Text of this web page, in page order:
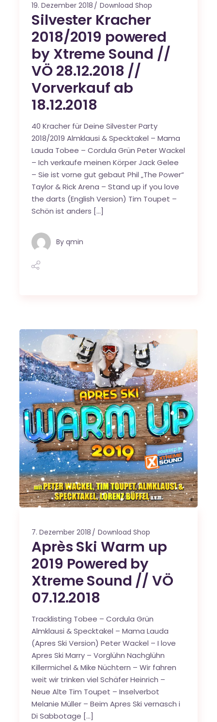
19. Dezember 2018 Download Shop
Silvester Kracher
2018/2019 powered
by Xtreme Sound //
VÖ 28.12.2018 //
Vorverkauf ab
18.12.2018
40 Kracher für Deine Silvester Party
2018/2019 Almklausi & Specktakel – Mama
Lauda Tobee – Cordula Grün Peter Wackel
– Ich verkaufe meinen Körper Jack Gelee
– Sie ist vorne gut gebaut Phil „The Power“
Taylor & Rick Arena – Stand up if you love
the darts (English Version) Tim Toupet –
Schön ist anders […]
By qmin
7. Dezember 2018 Download Shop
Après Ski Warm up
2019 Powered by
Xtreme Sound // VÖ
07.12.2018
Tracklisting Tobee – Cordula Grün
Almklausi & Specktakel – Mama Lauda
(Apres Ski Version) Peter Wackel – I love
Apres Ski Marry – Vorglühn Nachglühn
Killermichel & Mike Nüchtern – Wir fahren
weit wir trinken viel Schäfer Heinrich –
Neue Alte Tim Toupet – Inselverbot
Melanie Müller – Beim Apres Ski vernasch i
Di Sabbotage […]